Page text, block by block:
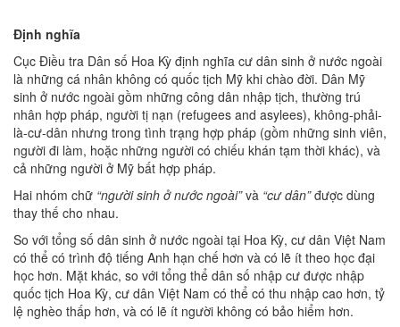
Định nghĩa
Cục Điều tra Dân số Hoa Kỳ định nghĩa cư dân sinh ở nước ngoài
là những cá nhân không có quốc tịch Mỹ khi chào đời. Dân Mỹ
sinh ở nước ngoài gồm những công dân nhập tịch, thường trú
nhân hợp pháp, người tị nạn (refugees and asylees), không-phải-
là-cư-dân nhưng trong tình trạng hợp pháp (gồm những sinh viên,
người đi làm, hoặc những người có chiếu khán tạm thời khác), và
cả những người ở Mỹ bất hợp pháp.
Hai nhóm chữ “người sinh ở nước ngoài”và “cư dân”được dùng
thay thế cho nhau.
So với tổng số dân sinh ở nước ngoài tại Hoa Kỳ, cư dân Việt Nam
có thể có trình độ tiếng Anh hạn chế hơn và có lẽ ít theo học đại
học hơn. Mặt khác, so với tổng thể dân số nhập cư được nhập
quốc tịch Hoa Kỳ, cư dân Việt Nam có thể có thu nhập cao hơn, tỷ
lệ nghèo thấp hơn, và có lẽ ít người không có bảo hiểm hơn.